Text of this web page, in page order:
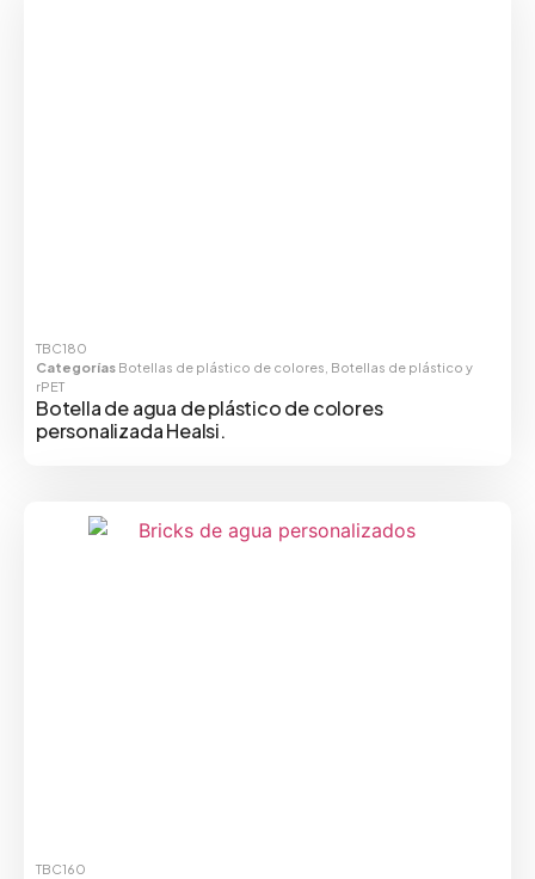
TBC180
Categorías Botellas de plástico de colores Botellas de plástico y
rPET
Botella de agua de plástico de colores
personalizada Healsi.
TBC160